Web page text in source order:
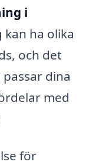
i
kan ha olika
och det
dina
med
för